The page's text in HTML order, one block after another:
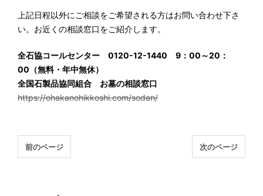
上記日程以外にご相談をご希望される方はお問い合わせ下さ
い。お近くの相談窓口をご紹介します。
全石協コールセンター 0120-12-1440 9：00～20：
00（無料・年中無休）
全国石製品協同組合 お墓の相談窓口
https://ohakanohikkoshi.com/sodan/
前のページ 次のページ